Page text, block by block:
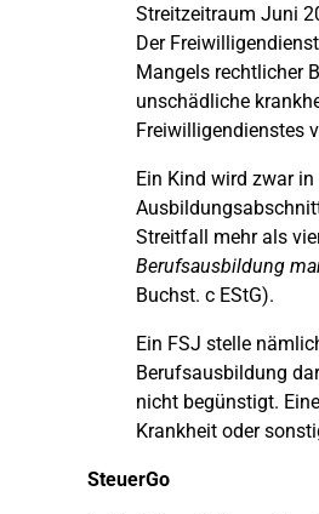
Streitzeitraum Juni
Der
Mangels rechtlicher
unschädliche
Freiwilligendienstes
Ein Kind wird zwar in
Streitfall mehr als
Berufsausbildung
Buchst. c EStG).
Ein FSJ stelle
Berufsausbildung
nicht begünstigt.
Krankheit oder
SteuerGo